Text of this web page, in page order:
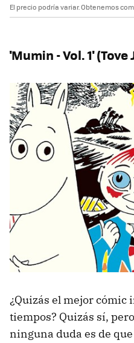
El precio podría variar. Obtenemos
'Mumin - Vol. 1'
¿Quizás el mejor cómic
tiempos? Quizás sí,
ninguna duda es de que